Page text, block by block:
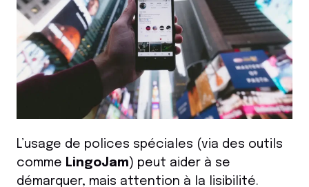
L’usage de polices spéciales (via des outils
comme LingoJam) peut aider à se
démarquer, mais attention à la lisibilité.